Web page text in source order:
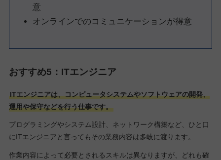
意
オンラインでのコミュニケーションが得意
おすすめ5：ITエンジニア
ITエンジニアは、コンピュータシステムやソフトウェアの開発、
運用や保守などを行う仕事です。
プログラミングやシステム設計、ネットワーク構築など、ひと口
にITエンジニアと言ってもその業務内容は多岐に渡ります。
作業内容によって必要とされるスキルは異なりますが、どれも確